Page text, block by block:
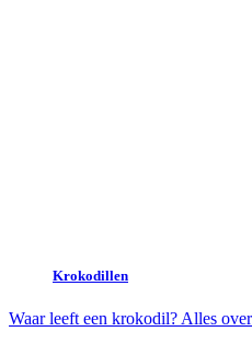
Krokodillen
Waar leeft een krokodil? Alles